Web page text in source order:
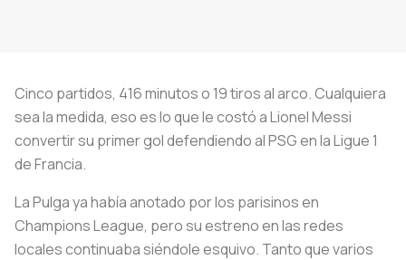
Cinco partidos, 416 minutos o 19 tiros al arco. Cualquiera
sea la medida, eso es lo que le costó a Lionel Messi
convertir su primer gol defendiendo al PSG en la Ligue 1
de Francia.
La Pulga ya había anotado por los parisinos en
Champions League, pero su estreno en las redes
locales continuaba siéndole esquivo. Tanto que varios